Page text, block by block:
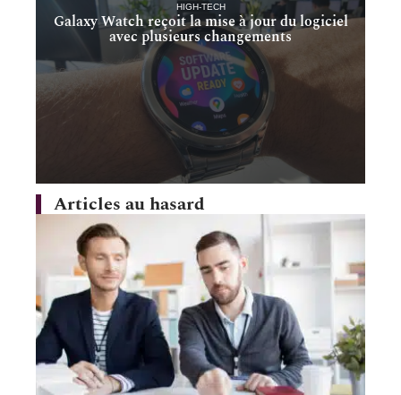
HIGH-TECH
Galaxy Watch reçoit la mise à jour du logiciel
avec plusieurs changements
Articles au hasard